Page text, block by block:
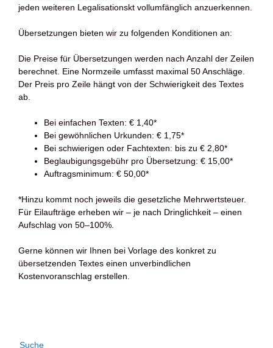
jeden weiteren Legalisationskt vollumfänglich anzuerkennen.
Übersetzungen bieten wir zu folgenden Konditionen an:
Die Preise für Übersetzungen werden nach Anzahl der Zeilen
berechnet. Eine Normzeile umfasst maximal 50 Anschläge.
Der Preis pro Zeile hängt von der Schwierigkeit des Textes
ab.
Bei einfachen Texten: € 1,40*
Bei gewöhnlichen Urkunden: € 1,75*
Bei schwierigen oder Fachtexten: bis zu € 2,80*
Beglaubigungsgebühr pro Übersetzung: € 15,00*
Auftragsminimum: € 50,00*
*Hinzu kommt noch jeweils die gesetzliche Mehrwertsteuer.
Für Eilaufträge erheben wir – je nach Dringlichkeit – einen
Aufschlag von 50–100%.
Gerne können wir Ihnen bei Vorlage des konkret zu
übersetzenden Textes einen unverbindlichen
Kostenvoranschlag erstellen.
Suche